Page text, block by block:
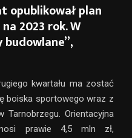
opublikował plan
2023 rok. W
kwartału ma zostać
boiska sportowego wraz z
Orientacyjna
prawie 4,5 mln zł,